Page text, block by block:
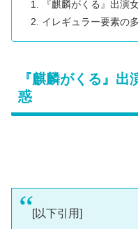
『麒麟がくる』出演
イレギュラー要素の
『麒麟がくる』
惑
[以下引用]